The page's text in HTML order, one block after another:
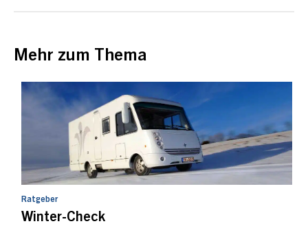
Mehr zum Thema
Ratgeber
Winter-Check